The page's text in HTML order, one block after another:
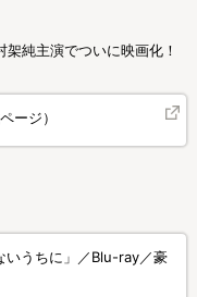
純主演でついに映画化！
ージ）
いうちに」／Blu-ray／豪